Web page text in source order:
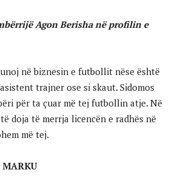
Agon Berisha në profilin e
në biznesin e futbollit nëse është
trajner ose si skaut. Sidomos
për ta çuar më tej futbollin atje. Në
doja të merrja licencën e radhës në
më tej.